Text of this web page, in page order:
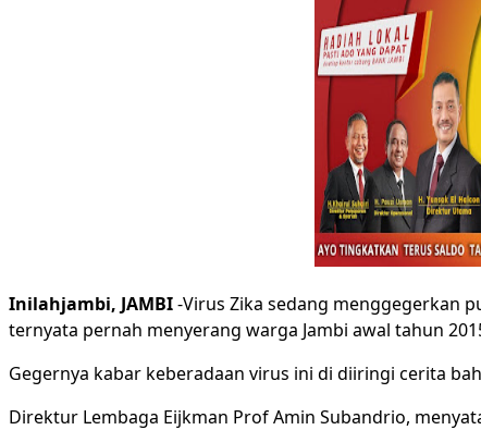
Inilahjambi, JAMBI-Virus Zika sedang menggegerkan
ternyata pernah menyerang warga Jambi awal tahun
Gegernya kabar keberadaan virus ini di diiringi cerita
Direktur Lembaga Eijkman Prof Amin Subandrio,